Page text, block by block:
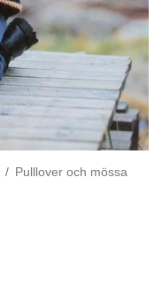
/ Pulllover och mössa